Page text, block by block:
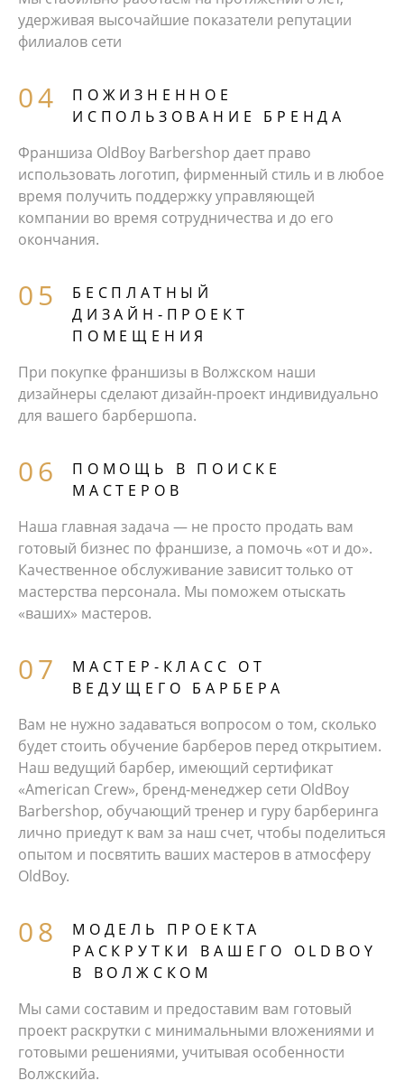
удерживая высочайшие показатели репутации
филиалов сети
ПОЖИЗНЕННОЕ
ИСПОЛЬЗОВАНИЕ БРЕНДА
Франшиза OldBoy Barbershop дает право
использовать логотип, фирменный стиль и в любое
время получить поддержку управляющей
компании во время сотрудничества и до его
окончания.
БЕCПЛАТНЫЙ
ДИЗАЙН‑ПРОЕКТ
ПОМЕЩЕНИЯ
При покупке франшизы в Волжском наши
дизайнеры сделают дизайн-проект индивидуально
для вашего барбершопа.
ПОМОЩЬ В ПОИСКЕ
МАСТЕРОВ
Наша главная задача — не просто продать вам
готовый бизнес по франшизе, а помочь «от и до».
Качественное обслуживание зависит только от
мастерства персонала. Мы поможем отыскать
«ваших» мастеров.
МАСТЕР-КЛАСС ОТ
ВЕДУЩЕГО БАРБЕРА
Вам не нужно задаваться вопросом о том, сколько
будет стоить обучение барберов перед открытием.
Наш ведущий барбер, имеющий сертификат
«American Crew», бренд-менеджер сети OldBoy
Barbershop, обучающий тренер и гуру барберинга
лично приедут к вам за наш счет, чтобы поделиться
опытом и посвятить ваших мастеров в атмосферу
OldBoy.
МОДЕЛЬ ПРОЕКТА
РАСКРУТКИ ВАШЕГО OLDBOY
В ВОЛЖСКОМ
Мы сами составим и предоставим вам готовый
проект раскрутки с минимальными вложениями и
готовыми решениями, учитывая особенности
Волжскийа.